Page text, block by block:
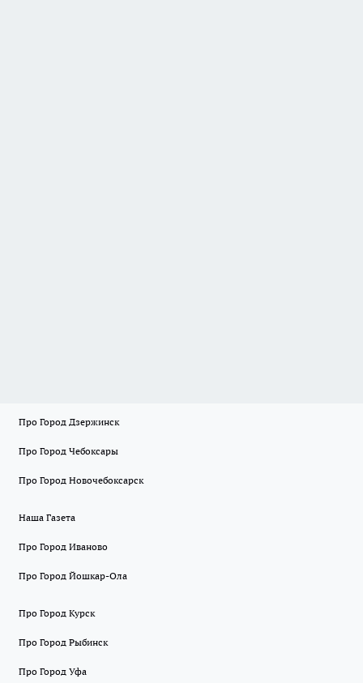
Про Город Дзержинск
Про Город Чебоксары
Про Город Новочебоксарск
Наша Газета
Про Город Иваново
Про Город Йошкар-Ола
Про Город Курск
Про Город Рыбинск
Про Город Уфа